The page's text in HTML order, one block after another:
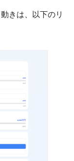
きは、以下のリ